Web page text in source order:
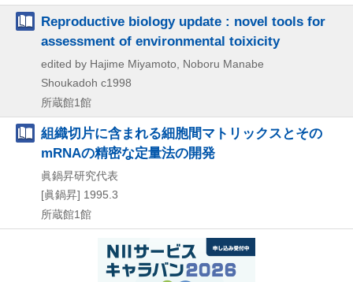
Reproductive biology update : novel tools for
assessment of environmental toixicity
edited by Hajime Miyamoto, Noboru Manabe
Shoukadoh c1998
所蔵館1館
組織切片に含まれる細胞間マトリックスとその
mRNAの精密な定量法の開発
眞鍋昇研究代表
[眞鍋昇] 1995.3
所蔵館1館